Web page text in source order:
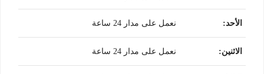
الأحد: نعمل على مدار 24 ساعة
الاثنين: نعمل على مدار 24 ساعة